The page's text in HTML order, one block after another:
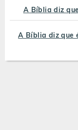
A Bíblia diz
A Bíblia diz que